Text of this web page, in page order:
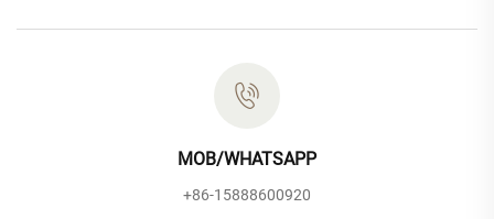
MOB/WHATSAPP
+86-15888600920